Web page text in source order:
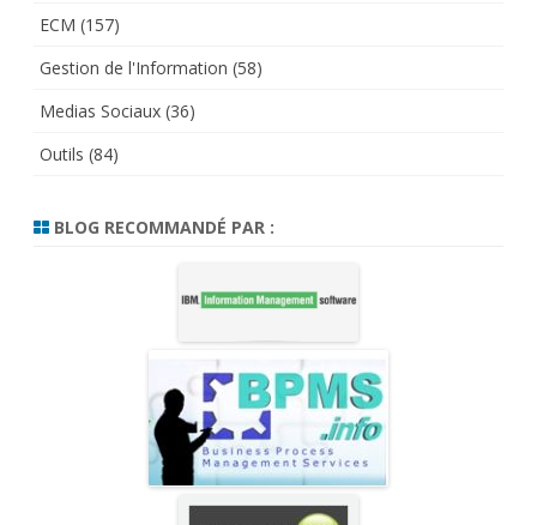
ECM (157)
Gestion de l'Information (58)
Medias Sociaux (36)
Outils (84)
BLOG RECOMMANDÉ PAR :